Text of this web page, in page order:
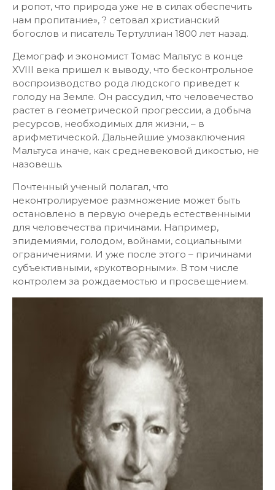
и ропот, что природа уже не в силах обеспечить
нам пропитание», ? сетовал христианский
богослов и писатель Тертуллиан 1800 лет назад.
Демограф и экономист Томас Мальтус в конце
XVIII века пришел к выводу, что бесконтрольное
воспроизводство рода людского приведет к
голоду на Земле. Он рассудил, что человечество
растет в геометрической прогрессии, а добыча
ресурсов, необходимых для жизни, – в
арифметической. Дальнейшие умозаключения
Мальтуса иначе, как средневековой дикостью, не
назовешь.
Почтенный ученый полагал, что
неконтролируемое размножение может быть
остановлено в первую очередь естественными
для человечества причинами. Например,
эпидемиями, голодом, войнами, социальными
ограничениями. И уже после этого – причинами
субъективными, «рукотворными». В том числе
контролем за рождаемостью и просвещением.